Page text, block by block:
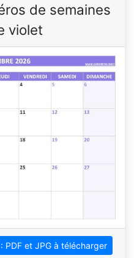
de semaines
violet
PDF et JPG à télécharger